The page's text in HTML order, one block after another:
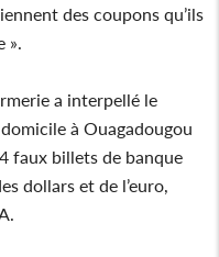
des coupons qu’ils
a interpellé le
à Ouagadougou
faux billets de banque
dollars et de l’euro,